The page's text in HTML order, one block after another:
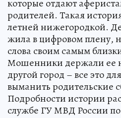
которые отдают
родителей. Такая
летней нижегородкой.
жила в цифровом плену,
слова своим самым
Мошенники держали ее
другой город – все это
выманить родительские
Подробности истории
службе ГУ МВД России